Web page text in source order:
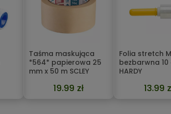
Taśma maskująca
*564* papierowa 25
mm x 50 m SCLEY
19.99 zł
Folia stretch
bezbarwna 10
HARDY
13.99